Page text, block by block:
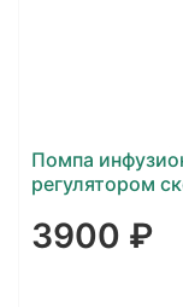
Помпа
регулятором
катетером 18G
3900 ₽